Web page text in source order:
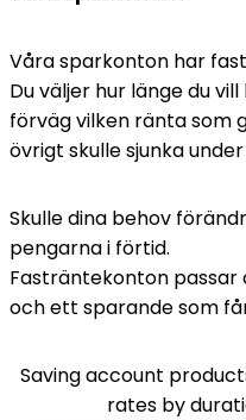
Våra sparkonton har
Du väljer hur länge du
förväg vilken ränta som
övrigt skulle sjunka
Skulle dina behov
pengarna i förtid.
Fasträntekonton passar
och ett sparande som
Saving account
rates by